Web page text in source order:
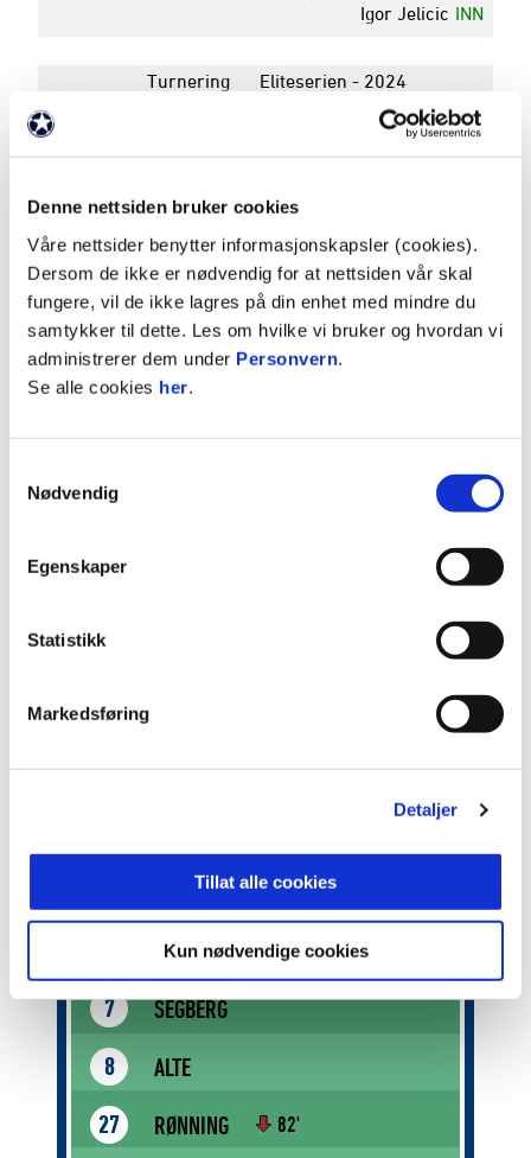
Denne nettsiden bruker cookies
Våre nettsider benytter informasjonskapsler (cookies).
Dersom de ikke er nødvendig for at nettsiden vår skal
fungere, vil de ikke lagres på din enhet med mindre du
samtykker til dette. Les om hvilke vi bruker og hvordan vi
administrerer dem under Personvern.
Se alle cookies her.
Nødvendig
Egenskaper
Statistikk
Markedsføring
Detaljer
Tillat alle cookies
Kun nødvendige cookies
INN
Igor Jelicic
Turnering
Eliteserien - 2024
03. november 2024
Pauseresultat
1 - 0
Sluttresultat
1 - 1
Arena
Fredrikstad stadion
K P
13 SANDEFJORD
16 START 10
OLSEN
22 SJÅTIL
7 SEGBERG
8 ALTE
27 RØNNING 82'